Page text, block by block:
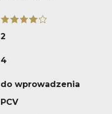
2
4
do wprowadzenia
PCV